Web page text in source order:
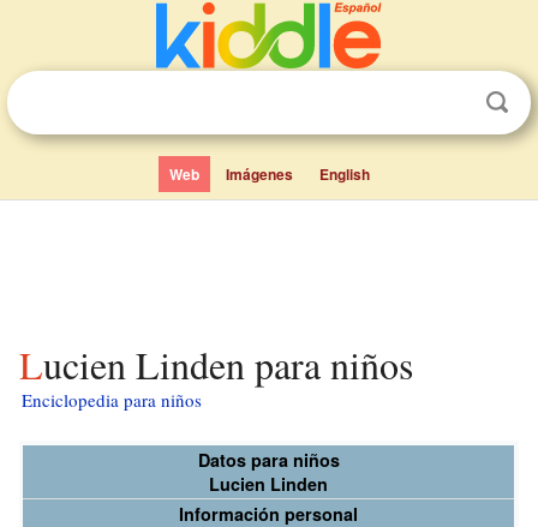
Web Imágenes English
Lucien Linden para niños
Enciclopedia para niños
Datos para niños
Lucien Linden
Información personal